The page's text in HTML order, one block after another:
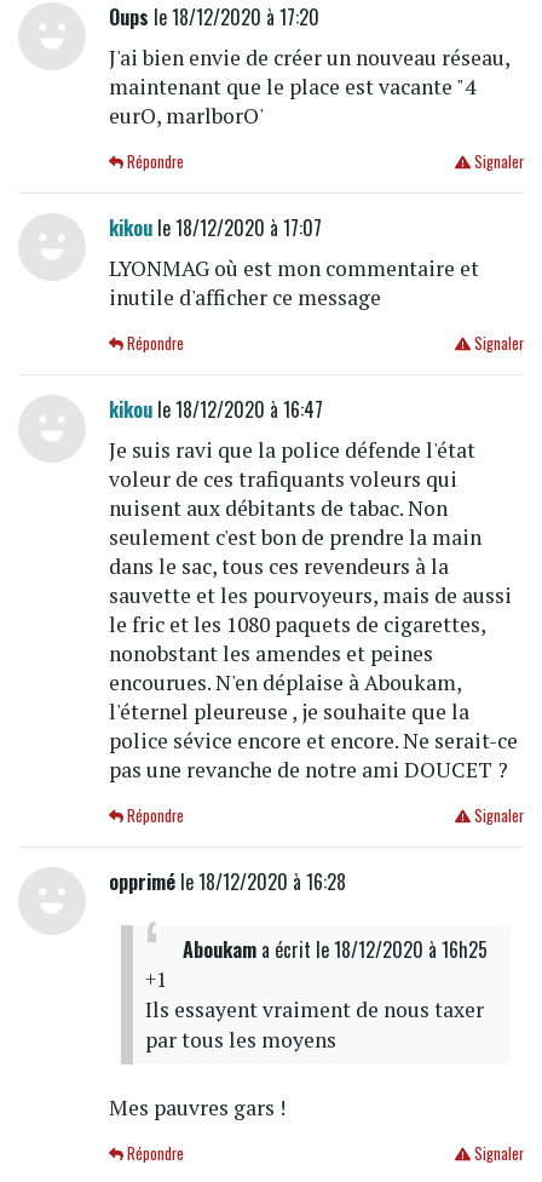
Oups le 18/12/2020 à 17:20
J'ai bien envie de créer un nouveau réseau,
maintenant que le place est vacante "4
eurO, marlborO'
Signaler
Répondre
kikoule 18/12/2020 à 17:07
LYONMAG où est mon commentaire et
inutile d'afficher ce message
Signaler
Répondre
kikoule 18/12/2020 à 16:47
Je suis ravi que la police défende l'état
voleur de ces trafiquants voleurs qui
nuisent aux débitants de tabac. Non
seulement c'est bon de prendre la main
dans le sac, tous ces revendeurs à la
sauvette et les pourvoyeurs, mais de aussi
le fric et les 1080 paquets de cigarettes,
nonobstant les amendes et peines
encourues. N'en déplaise à Aboukam,
l'éternel pleureuse , je souhaite que la
police sévice encore et encore. Ne serait-ce
pas une revanche de notre ami DOUCET ?
Signaler
Répondre
oppriméle 18/12/2020 à 16:28
Aboukama écrit le 18/12/2020 à 16h25
+1
Ils essayent vraiment de nous taxer
par tous les moyens
Mes pauvres gars !
Signaler
Répondre